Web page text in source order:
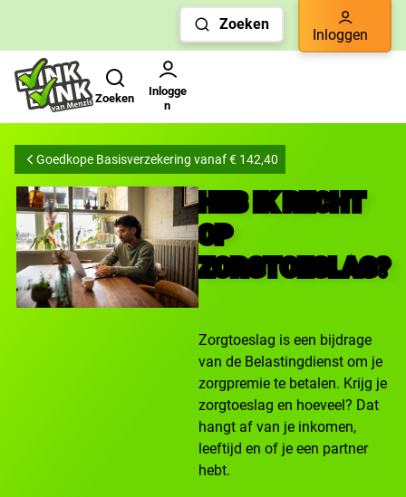
snelle
navigatie
Zoeken
Inloggen
Zoeken
Inlogge
n
Goedkope Basisverzekering vanaf € 142,40
HEB IK RECHT
OP
ZORGTOESLAG?
Zorgtoeslag is een bijdrage
van de Belastingdienst om je
zorgpremie te betalen. Krijg je
zorgtoeslag en hoeveel? Dat
hangt af van je inkomen,
leeftijd en of je een partner
hebt.